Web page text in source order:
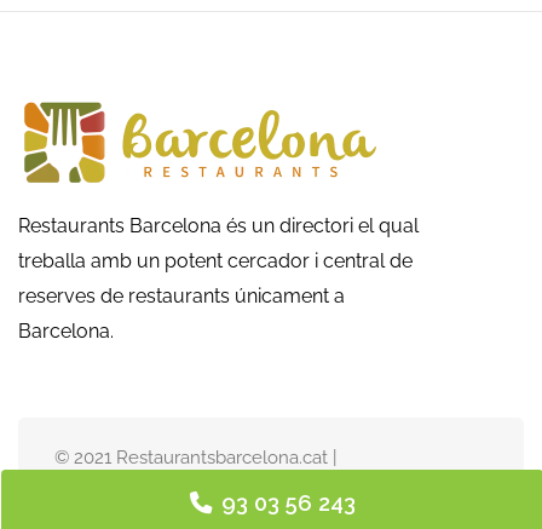
Restaurants Barcelona és un directori el qual
treballa amb un potent cercador i central de
reserves de restaurants únicament a
Barcelona.
© 2021 Restaurantsbarcelona.cat |
Política de privadesa